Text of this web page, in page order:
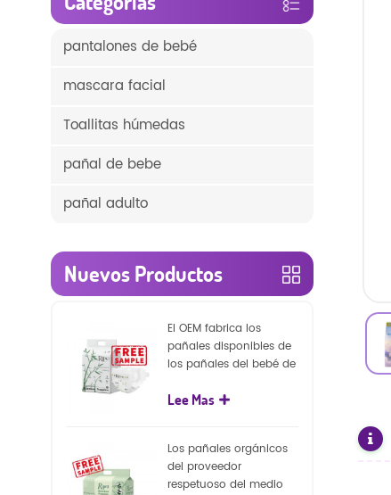
pantalones de bebé
mascara facial
Toallitas húmedas
pañal de bebe
pañal adulto
Nuevos Productos
El OEM fabrica los
pañales disponibles de
los pañales del bebé de
capa superficial
Lee Mas
Los pañales orgánicos
del proveedor
respetuoso del medio